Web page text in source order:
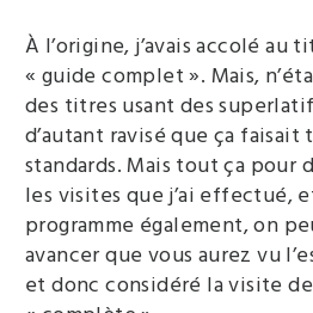
À l’origine, j’avais accolé au
« guide complet ». Mais,
des titres usant des
d’autant ravisé que ça
standards. Mais tout ça pour
les visites que j’ai effectué,
programme également, on
avancer que vous aurez vu
et donc considéré la visite